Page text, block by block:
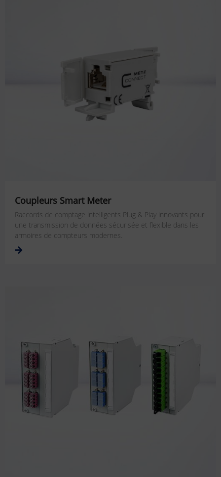
Coupleurs Smart Meter
Raccords de comptage intelligents Plug & Play innovants pour
une transmission de données sécurisée et flexible dans les
armoires de compteurs modernes.